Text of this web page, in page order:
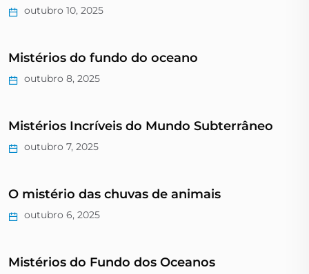
outubro 10, 2025
Mistérios do fundo do oceano
outubro 8, 2025
Mistérios Incríveis do Mundo Subterrâneo
outubro 7, 2025
O mistério das chuvas de animais
outubro 6, 2025
Mistérios do Fundo dos Oceanos